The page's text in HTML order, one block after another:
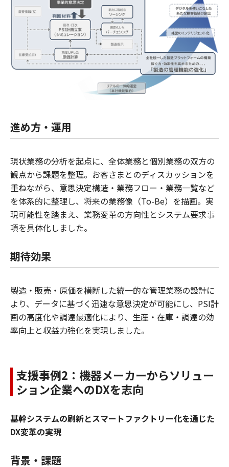
進め方・運用
現状業務の分析を起点に、全体業務と個別業務の双方の
観点から課題を整理。お客さまとのディスカッションを
重ねながら、意思決定構造・業務フロー・業務一覧など
を体系的に整理し、将来の業務像（To-Be）を描画。実
現可能性を踏まえ、業務変革の方向性とシステム要求事
項を具体化しました。
期待効果
製造・販売・原価を横断した統一的な管理業務の設計に
より、データに基づく迅速な意思決定が可能にし、PSI計
画の高度化や調達最適化により、生産・在庫・調達の効
率向上と収益力強化を実現しました。
支援事例2：機器メーカーからソリュー
ション企業へのDXを志向
基幹システムの刷新とスマートファクトリー化を通じた
DX変革の実現
背景・課題